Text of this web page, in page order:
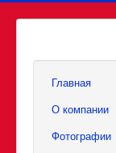
Главная
О компании
Фотографии